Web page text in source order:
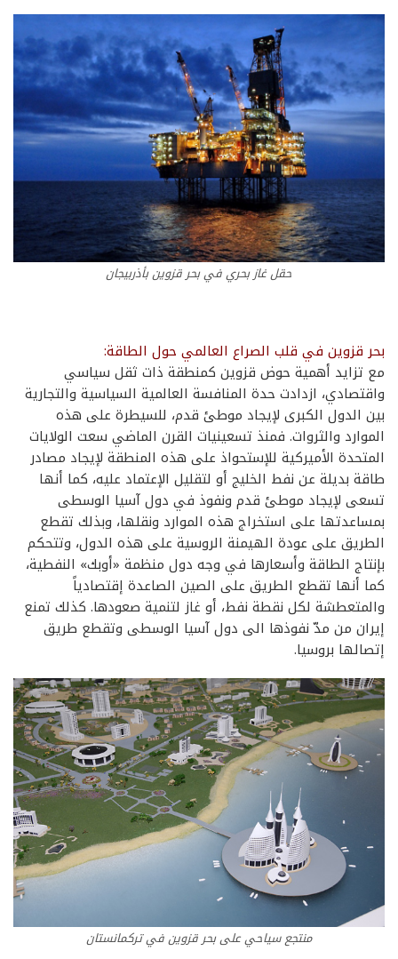
حقل غاز بحري في بحر قزوين بأذربيجان
بحر قزوين في قلب الصراع العالمي حول الطاقة:
مع تزايد أهمية حوض قزوين كمنطقة ذات ثقل سياسي
واقتصادي، ازدادت حدة المنافسة العالمية السياسية والتجارية
بين الدول الكبرى لإيجاد موطئ قدم، للسيطرة على هذه
الموارد والثروات. فمنذ تسعينيات القرن الماضي سعت الولايات
المتحدة الأميركية للإستحواذ على هذه المنطقة لإيجاد مصادر
طاقة بديلة عن نفط الخليج أو لتقليل الإعتماد عليه، كما أنها
تسعى لإيجاد موطئ قدم ونفوذ في دول آسيا الوسطى
بمساعدتها على استخراج هذه الموارد ونقلها، وبذلك تقطع
الطريق على عودة الهيمنة الروسية على هذه الدول، وتتحكم
بإنتاج الطاقة وأسعارها في وجه دول منظمة «أوبك» النفطية،
كما أنها تقطع الطريق على الصين الصاعدة إقتصادياً
والمتعطشة لكل نقطة نفط، أو غاز لتنمية صعودها. كذلك تمنع
إيران من مدّ نفوذها الى دول آسيا الوسطى وتقطع طريق
إتصالها بروسيا.
منتجع سياحي على بحر قزوين في تركمانستان